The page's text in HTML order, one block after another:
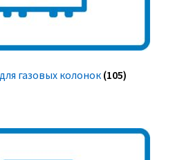
газовых колонок (105)